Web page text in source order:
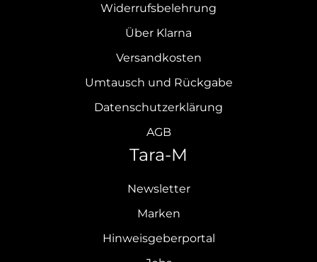
Widerrufsbelehrung
Über Klarna
Versandkosten
Umtausch und Rückgabe
Datenschutzerklärung
AGB
Tara-M
Newsletter
Marken
Hinweisgeberportal